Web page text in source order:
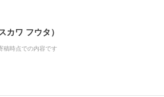
ワ フウタ）
稿時点での内容です